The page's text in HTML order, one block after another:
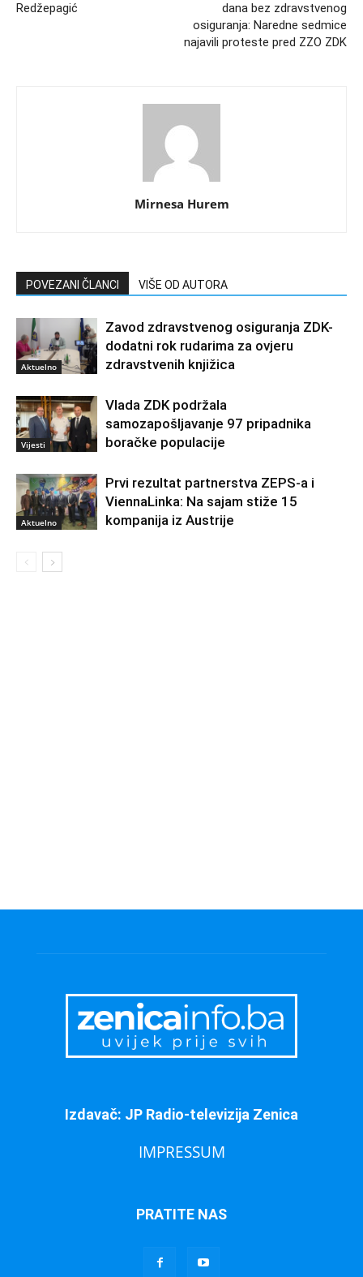
Redžepagić
dana bez zdravstvenog
osiguranja: Naredne sedmice
najavili proteste pred ZZO ZDK
Mirnesa Hurem
POVEZANI ČLANCI VIŠE OD AUTORA
Aktuelno
Zavod zdravstvenog osiguranja ZDK-
dodatni rok rudarima za ovjeru
zdravstvenih knjižica
Vijesti
Vlada ZDK podržala
samozapošljavanje 97 pripadnika
boračke populacije
Aktuelno
Prvi rezultat partnerstva ZEPS-a i
ViennaLinka: Na sajam stiže 15
kompanija iz Austrije
Izdavač: JP Radio-televizija Zenica
IMPRESSUM
PRATITE NAS